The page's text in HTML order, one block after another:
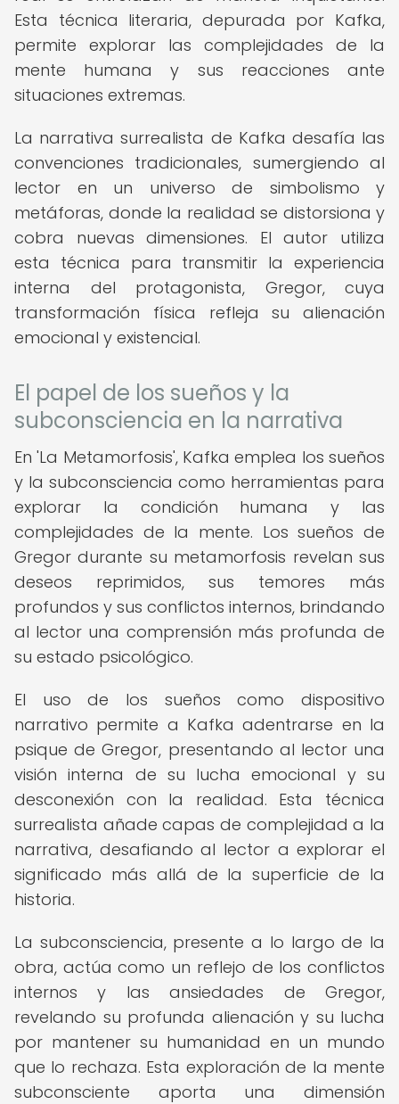
Esta técnica literaria, depurada por Kafka,
permite explorar las complejidades de la
mente humana y sus reacciones ante
situaciones extremas.
La narrativa surrealista de Kafka desafía las
convenciones tradicionales, sumergiendo al
lector en un universo de simbolismo y
metáforas, donde la realidad se distorsiona y
cobra nuevas dimensiones. El autor utiliza
esta técnica para transmitir la experiencia
interna del protagonista, Gregor, cuya
transformación física refleja su alienación
emocional y existencial.
El papel de los sueños y la
subconsciencia en la narrativa
En 'La Metamorfosis', Kafka emplea los sueños
y la subconsciencia como herramientas para
explorar la condición humana y las
complejidades de la mente. Los sueños de
Gregor durante su metamorfosis revelan sus
deseos reprimidos, sus temores más
profundos y sus conflictos internos, brindando
al lector una comprensión más profunda de
su estado psicológico.
El uso de los sueños como dispositivo
narrativo permite a Kafka adentrarse en la
psique de Gregor, presentando al lector una
visión interna de su lucha emocional y su
desconexión con la realidad. Esta técnica
surrealista añade capas de complejidad a la
narrativa, desafiando al lector a explorar el
significado más allá de la superficie de la
historia.
La subconsciencia, presente a lo largo de la
obra, actúa como un reflejo de los conflictos
internos y las ansiedades de Gregor,
revelando su profunda alienación y su lucha
por mantener su humanidad en un mundo
que lo rechaza. Esta exploración de la mente
subconsciente aporta una dimensión